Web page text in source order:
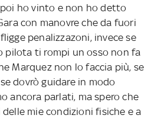
poi ho vinto e non ho detto
con manovre che da fuori
penalizzazoni, invece se
pilota ti rompi un osso non fa
Marquez non lo faccia più, se
dovrò guidare in modo
ancora parlati, ma spero che
mie condizioni fisiche e a